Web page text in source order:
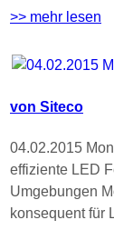
>> mehr lesen
von Siteco
04.02.2015
effiziente LED
Umgebungen
konsequent für